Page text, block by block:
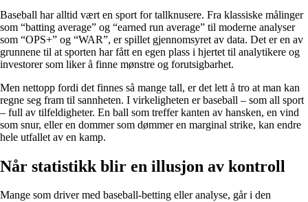
Baseball har alltid vært en sport for tallknusere. Fra klassiske målinger
som “batting average” og “earned run average” til moderne analyser
som “OPS+” og “WAR”, er spillet gjennomsyret av data. Det er en av
grunnene til at sporten har fått en egen plass i hjertet til analytikere og
investorer som liker å finne mønstre og forutsigbarhet.
Men nettopp fordi det finnes så mange tall, er det lett å tro at man kan
regne seg fram til sannheten. I virkeligheten er baseball – som all sport
– full av tilfeldigheter. En ball som treffer kanten av hansken, en vind
som snur, eller en dommer som dømmer en marginal strike, kan endre
hele utfallet av en kamp.
Når statistikk blir en illusjon av kontroll
Mange som driver med baseball-betting eller analyse, går i den